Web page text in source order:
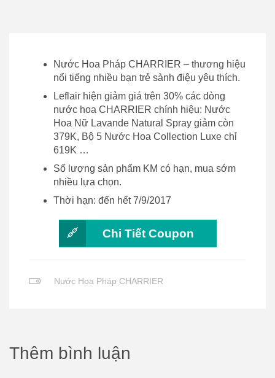
Nước Hoa Pháp CHARRIER – thương hiệu
nổi tiếng nhiều bạn trẻ sành điệu yêu thích.
Leflair hiện giảm giá trên 30% các dòng
nước hoa CHARRIER chính hiệu: Nước
Hoa Nữ Lavande Natural Spray giảm còn
379K, Bộ 5 Nước Hoa Collection Luxe chỉ
619K …
Số lượng sản phẩm KM có hạn, mua sớm
nhiều lựa chọn.
Thời hạn: đến hết 7/9/2017
Chi Tiết Coupon
Nước Hoa Pháp CHARRIER
Thêm bình luận